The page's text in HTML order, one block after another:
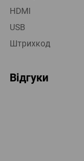
HDMI
USB
Штрихкод
Відгуки